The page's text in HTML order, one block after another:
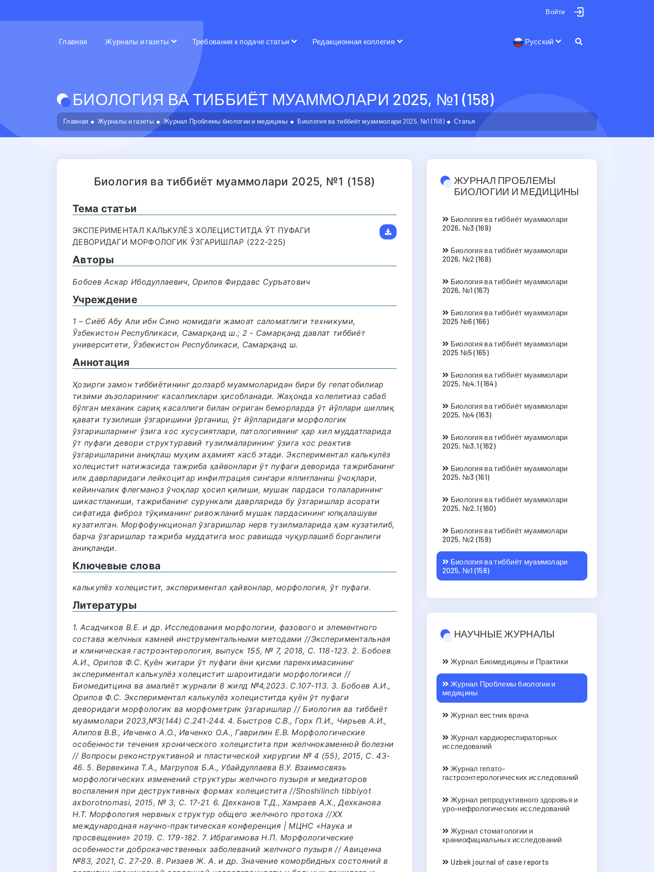
Войти
Главная Журналы и газеты Требования к подаче статьи Редакционная коллегия Русский
БИОЛОГИЯ ВА ТИББИЁТ МУАММОЛАРИ 2025, №1 (158)
Главная Журналы и газеты Журнал Проблемы биологии и медицины Биология ва тиббиёт муаммолари 2025, №1 (158) Статья
Биология ва тиббиёт муаммолари 2025, №1 (158)
Тема статьи
ЭКСПЕРИМЕНТАЛ КАЛЬКУЛЁЗ ХОЛЕЦИСТИТДА ЎТ ПУФАГИ
ДЕВОРИДАГИ МОРФОЛОГИК ЎЗГАРИШЛАР (222-225)
Авторы
Бобоев Аскар Ибодуллаевич, Орипов Фирдавс Суръатович
Учреждение
1 – Сиёб Абу Али ибн Сино номидаги жамоат саломатлиги техникуми,
Ўзбекистон Республикаси, Самарқанд ш.; 2 - Самарқанд давлат тиббиёт
университети, Ўзбекистон Республикаси, Самарқанд ш.
Аннотация
Ҳозирги замон тиббиётининг долзарб муаммоларидан бири бу гепатобилиар
тизими аъзоларининг касалликлари ҳисобланади. Жаҳонда холелитиаз сабаб
бўлган механик сариқ касаллиги билан оғриган беморларда ўт йўллари шиллиқ
қавати тузилиши ўзгаришини ўрганиш, ўт йўлларидаги морфологик
ўзгаришларнинг ўзига хос хусусиятлари, патологиянинг ҳар хил муддатларида
ўт пуфаги девори структуравий тузилмаларининг ўзига хос реактив
ўзгаришларини аниқлаш муҳим аҳамият касб этади. Экспериментал калькулёз
холецистит натижасида тажриба ҳайвонлари ўт пуфаги деворида тажрибанинг
илк даврларидаги лейкоцитар инфилтрация сингари яллиғланиш ўчоқлари,
кейинчалик флегманоз ўчоқлар ҳосил қилиши, мушак пардаси толаларининг
шикастланиши, тажрибанинг сурункали даврларида бу ўзгаришлар асорати
сифатида фиброз тўқиманинг ривожланиб мушак пардасининг юпқалашуви
кузатилган. Морфофункционал ўзгаришлар нерв тузилмаларида ҳам кузатилиб,
барча ўзгаришлар тажриба муддатига мос равишда чуқурлашиб борганлиги
аниқланди.
Ключевые слова
калькулёз холецистит, экспериментал ҳайвонлар, морфология, ўт пуфаги.
Литературы
1. Асадчиков В.Е. и др. Исследования морфологии, фазового и элементного
состава желчных камней инструментальными методами //Экспериментальная
и клиническая гастроэнтерология, выпуск 155, № 7, 2018, С. 118-123. 2. Бобоев
A.И., Орипов Ф.С. Қуён жигари ўт пуфаги ёни қисми паренхимасининг
экспериментал калькулёз холецистит шароитидаги морфологияси //
Биомедитцина ва амалиёт журнали 8 жилд №4,2023. С.107-113. 3. Бобоев A.И.,
Орипов Ф.С. Экспериментал калькулёз холециститда қуён ўт пуфаги
деворидаги морфологик ва морфометрик ўзгаришлар // Биология ва тиббиёт
муаммолари 2023,№3(144) С.241-244. 4. Быстров С.В., Горх П.И., Чирьев А.И.,
Алипов В.В., Ивченко А.О., Ивченко О.А., Гаврилин Е.В. Морфологические
особенности течения хронического холецистита при желчнокаменной болезни
// Вопросы реконструктивной и пластической хирургии № 4 (55), 2015, С. 43-
46. 5. Вервекина Т.А., Магрупов Б.А., Убайдуллаева В.У. Взаимосвязь
морфологических изменений структуры желчного пузыря и медиаторов
воспаления при деструктивных формах холецистита //Shoshilinch tibbiyot
axborotnomasi, 2015, № 3, С. 17-21. 6. Дехканов Т.Д., Хамраев А.Х., Дехканова
Н.Т. Морфология нервных структур общего желчного протока //XX
международная научно-практическая конференция | МЦНС «Наука и
просвещение» 2019. С. 179-182. 7. Ибрагимова Н.П. Морфологические
особенности доброкачественных заболеваний желчного пузыря // Авиценна
№83, 2021, С. 27-29. 8. Ризаев Ж. А. и др. Значение коморбидных состояний в
ЖУРНАЛ ПРОБЛЕМЫ
БИОЛОГИИ И МЕДИЦИНЫ
Биология ва тиббиёт муаммолари
2026, №3 (169)
Биология ва тиббиёт муаммолари
2026, №2 (168)
Биология ва тиббиёт муаммолари
2026, №1 (167)
Биология ва тиббиёт муаммолари
2025 №6 (166)
Биология ва тиббиёт муаммолари
2025 №5 (165)
Биология ва тиббиёт муаммолари
2025, №4.1 (164)
Биология ва тиббиёт муаммолари
2025, №4 (163)
Биология ва тиббиёт муаммолари
2025, №3.1 (162)
Биология ва тиббиёт муаммолари
2025, №3 (161)
Биология ва тиббиёт муаммолари
2025, №2.1 (160)
Биология ва тиббиёт муаммолари
2025, №2 (159)
Биология ва тиббиёт муаммолари
2025, №1 (158)
НАУЧНЫЕ ЖУРНАЛЫ
Журнал Биомедицины и Практики
Журнал Проблемы биологии и
медицины
Журнал вестник врача
Журнал кардиореспираторных
исследований
Журнал гепато-
гастроэнтерологических исследований
Журнал репродуктивного здоровья и
уро-нефрологических исследований
Журнал стоматологии и
краниофациальных исследований
Uzbek journal of case reports